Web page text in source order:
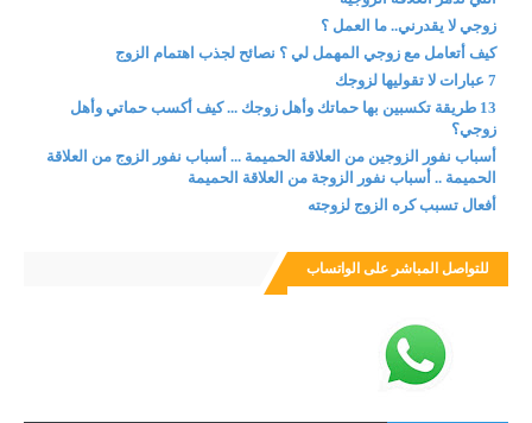
زوجي لا يقدرني.. ما العمل ؟
كيف أتعامل مع زوجي المهمل لي ؟ نصائح لجذب اهتمام الزوج
7 عبارات لا تقوليها لزوجك
13 طريقة تكسبين بها حماتك وأهل زوجك ... كيف أكسب حماتي وأهل
زوجي؟
أسباب نفور الزوجين من العلاقة الحميمة ... أسباب نفور الزوج من العلاقة
الحميمة .. أسباب نفور الزوجة من العلاقة الحميمة
أفعال تسبب كره الزوج لزوجته
للتواصل المباشر على الواتساب